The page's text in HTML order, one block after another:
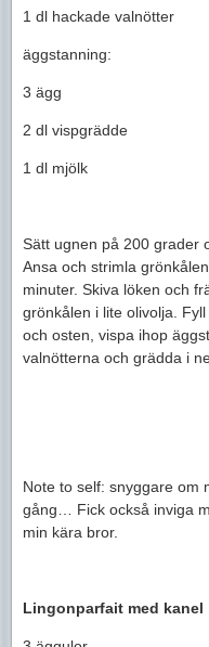
1 dl hackade valnötter
äggstanning:
3 ägg
2 dl vispgrädde
1 dl mjölk
Sätt ugnen på 200 grader
Ansa och strimla
minuter. Skiva löken och
grönkålen i lite olivolja.
och osten, vispa ihop
valnötterna och grädda i
Note to self: snyggare om
gång… Fick också inviga
min kära bror.
Lingonparfait med kanel